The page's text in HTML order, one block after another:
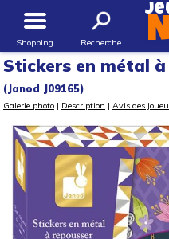
Shopping Recherche
Stickers en métal
(Janod J09165)
Galerie photo | Description | Avis des